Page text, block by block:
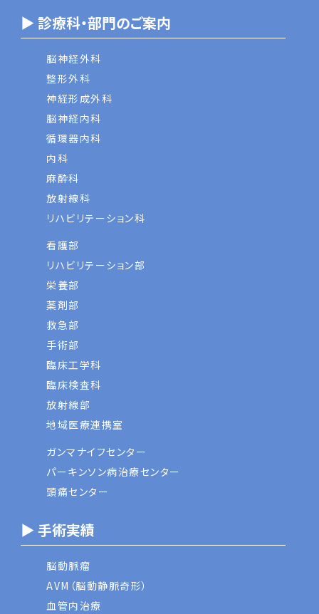
▶ 診療科・部門のご案内
脳神経外科
整形外科
神経形成外科
脳神経内科
循環器内科
内科
麻酔科
放射線科
リハビリテーション科
看護部
リハビリテーション部
栄養部
薬剤部
救急部
手術部
臨床工学科
臨床検査科
放射線部
地域医療連携室
ガンマナイフセンター
パーキンソン病治療センター
頭痛センター
▶ 手術実績
脳動脈瘤
AVM（脳動静脈奇形）
血管内治療